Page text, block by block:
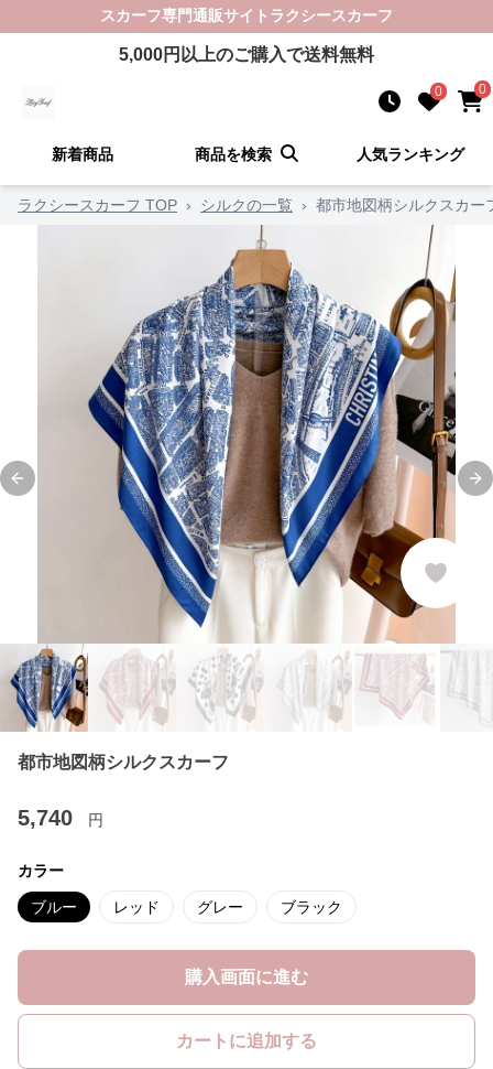
スカーフ専門通販サイト ラクシースカーフ
5,000円以上のご購入で送料無料
0 0
新着商品 商品を検索 人気ランキング
ラクシースカーフ TOP › シルクの一覧 › 都市地図柄シルクスカー
Previous slide
都市地図柄シルクスカーフ
5,740 円
カラー
ブルー レッド グレー ブラック
購入画面に進む
カートに追加する